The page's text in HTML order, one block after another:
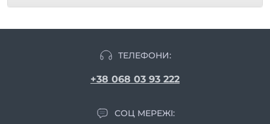
ТЕЛЕФОНИ:
+38 068 03 93 222
СОЦ МЕРЕЖІ: